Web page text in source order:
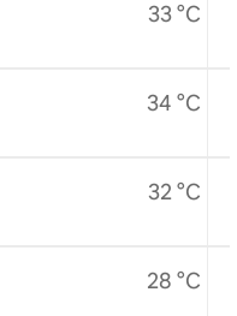
33 °C
34 °C
32 °C
28 °C